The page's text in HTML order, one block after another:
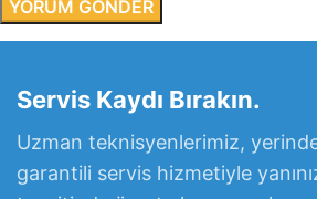
Servis Kaydı Bırakın.
Uzman teknisyenlerimiz,
garantili servis hizmetiyle